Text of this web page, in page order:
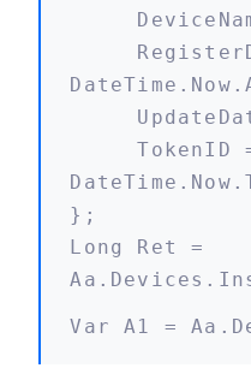
UpdateDate
TokenID
};
Long Ret =
Var A1 =